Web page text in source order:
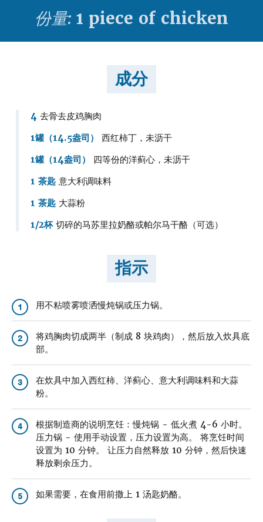
份量: 1 piece of chicken
成分
4 去骨去皮鸡胸肉
1罐（14.5盎司）
西红柿丁，未沥干
1罐（14盎司）
四等份的洋蓟心，未沥干
1 茶匙 意大利调味料
1 茶匙 大蒜粉
1/2杯切碎的马苏里拉奶酪或帕尔马干酪（可选）
指示
1 用不粘喷雾喷洒慢炖锅或压力锅。
2
将鸡胸肉切成两半（制成 8 块鸡肉），然后放入炊具底
部。
3
在炊具中加入西红柿、洋蓟心、意大利调味料和大蒜
粉。
4
根据制造商的说明烹饪：慢炖锅 - 低火煮 4-6 小时。
压力锅 - 使用手动设置，压力设置为高。 将烹饪时间
设置为 10 分钟。 让压力自然释放 10 分钟，然后快速
释放剩余压力。
5 如果需要，在食用前撒上 1 汤匙奶酪。